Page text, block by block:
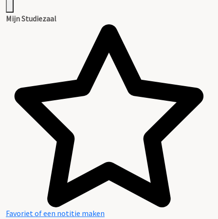
Mijn Studiezaal
Favoriet of een notitie maken